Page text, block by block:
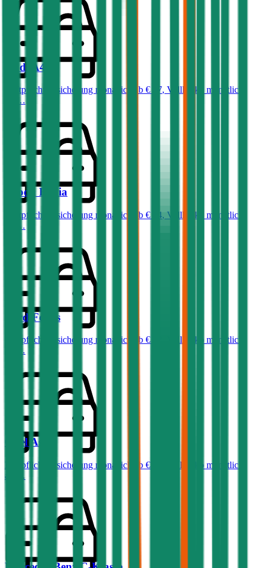
Audi A4
Haftpflichtversicherung monatlich ab € 87, Vollkasko monatlich
ab …
Skoda Fabia
Haftpflichtversicherung monatlich ab € 34, Vollkasko monatlich
ab …
Ford Focus
Haftpflichtversicherung monatlich ab € 32
Vollkasko monatlich
ab …
Opel Astra
Haftpflichtversicherung monatlich ab € 36
Vollkasko monatlich
ab …